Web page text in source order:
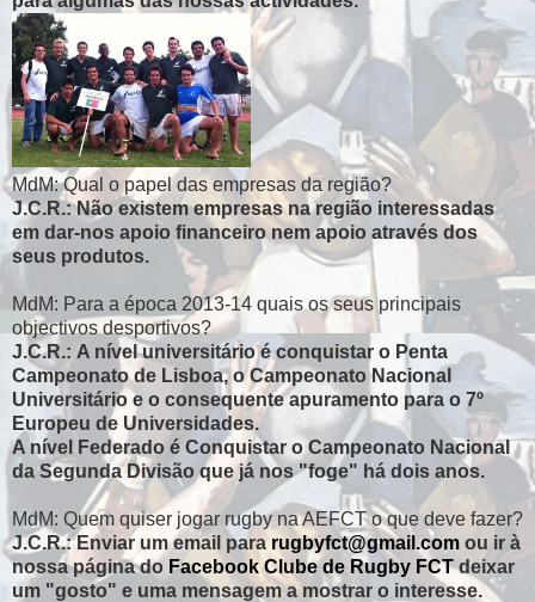
MdM: Qual o papel das empresas da região?
J.C.R.: Não existem empresas na região interessadas
em dar-nos apoio financeiro nem apoio através dos
seus produtos.
MdM: Para a época 2013-14 quais os seus principais
objectivos desportivos?
J.C.R.: A nível universitário é conquistar o Penta
Campeonato de Lisboa, o Campeonato Nacional
Universitário e o consequente apuramento para o 7º
Europeu de Universidades.
A nível Federado é Conquistar o Campeonato Nacional
da Segunda Divisão que já nos "foge" há dois anos.
MdM: Quem quiser jogar rugby na AEFCT o que deve fazer?
J.C.R.: Enviar um email para rugbyfct@gmail.com ou ir à
nossa página do Facebook Clube de Rugby FCTdeixar
um "gosto" e uma mensagem a mostrar o interesse.